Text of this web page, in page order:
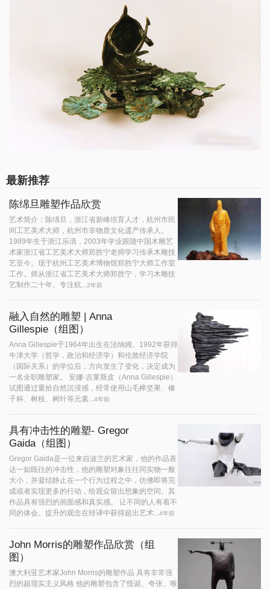
最新推荐
陈绵旦雕塑作品欣赏
艺术简介：陈绵旦，浙江省新峰培育人才，杭州市民
间工艺美术大师，杭州市非物质文化遗产传承人。
1989年生于浙江乐清，2003年学业跟随中国木雕艺
术家浙江省工艺美术大师郑胜宁老师学习传承木雕技
艺至今。现于杭州工艺美术博物馆郑胜宁大师工作室
工作。师从浙江省工艺美术大师郑胜宁，学习木雕技
艺制作二十年。专注杭...2年前
融入自然的雕塑 | Anna
Gillespie（组图）
Anna Gillespie于1964年出生在法纳姆。1992年获得
牛津大学（哲学，政治和经济学）和伦敦经济学院
（国际关系）的学位后，方向发生了变化，决定成为
一名全职雕塑家。 安娜·吉莱斯皮（Anna Gillespie）
试图通过重拾自然沉浸感，经常使用山毛榉坚果、橡
子杯、树枝、树叶等元素...4年前
具有冲击性的雕塑- Gregor
Gaida（组图）
Gregor Gaida是一位来自波兰的艺术家，他的作品表
达一如既往的冲击性，他的雕塑对象往往同实物一般
大小，并凝结静止在一个行为过程之中，仿佛即将完
成或者实现更多的行动，给观众留出想象的空间。其
作品具有强烈的画面感和真实感。 让不同的人有着不
同的体会。提升的观念在转译中获得超出艺术...4年前
John Morris的雕塑作品欣赏（组
图）
澳大利亚艺术家John Morris的雕塑作品 具有非常强
烈的超现实主义风格 他的雕塑包含了怪诞、夸张、唯